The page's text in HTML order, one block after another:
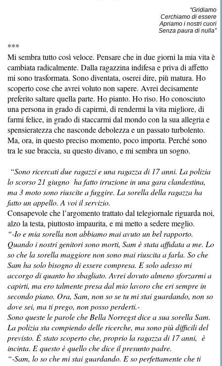
“Gridiamo
Cerchiamo di essere
Apriamo i nostri cuori
Senza paura di nulla”
***
Mi sembra tutto così veloce. Pensare che in due giorni la mia vita è
cambiata radicalmente. Dalla ragazzina indifesa e priva di affetto
mi sono trasformata. Sono diventata, oserei dire, più matura. Ho
scoperto cose che avrei voluto non sapere. Avrei decisamente
preferito saltare quella parte. Ho pianto. Ho riso. Ho conosciuto
una persona in grado di capirmi, di rendermi la vita migliore, di
farmi felice, in grado di staccarmi dal mondo con la sua allegria e
spensieratezza che nasconde debolezza e un passato turbolento.
Ma, ora, in questo preciso momento, poco importa. Perché sono
tra le sue braccia, su questo divano, e mi sembra un sogno.
“Sono ricercati due ragazzi e una ragazza di 17 anni. La polizia
lo scorso 21 giugno ha fatto irruzione in una gara clandestina,
ma 3 moto sono riuscite a fuggire. La sorella della ragazza ha
fatto un appello. A voi il servizio.
Consapevole che l’argomento trattato dal telegiornale riguarda noi,
alzo la testa, piuttosto impaurita, e mi metto a sedere meglio.
“-Io e mia sorella non abbiamo mai avuto un bel rapporto.
Quando i nostri genitori sono morti, Sam è stata affidata a me. Lo
so che la sorella maggiore non sono mai riuscita a farla. So che
Sam ha solo bisogno di essere compresa. E solo adesso mi
accorgo di quanto ho sbagliato. Avrei dovuto almeno sforzarmi a
capirti, ma ero talmente presa dal mio lavoro che eri sempre in
secondo piano. Ora, Sam, non so se tu mi stai guardando, non so
dove sei, ma ti prego, non posso perderti.-
Sono queste le parole che Bella Norregst dice a sua sorella Sam.
La polizia sta compiendo delle ricerche, ma sono più difficili del
previsto. È stato scoperto che, proprio la ragazza di 17 anni, è
incinta. E questo è quello che dice il presunto padre.
“-Sam, lo so che mi stai guardando. E so perfettamente che ti